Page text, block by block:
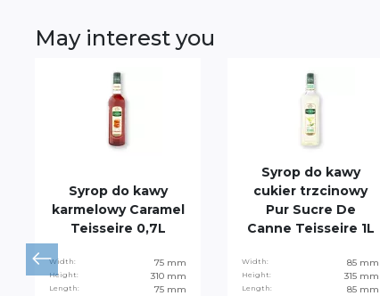
May interest you
Syrop do kawy
karmelowy Caramel
Teisseire 0,7L
Width: 75 mm
Height: 310 mm
Length: 75 mm
Syrop do kawy
cukier trzcinowy
Pur Sucre De
Canne Teisseire 1L
Width: 85 mm
Height: 315 mm
Length: 85 mm